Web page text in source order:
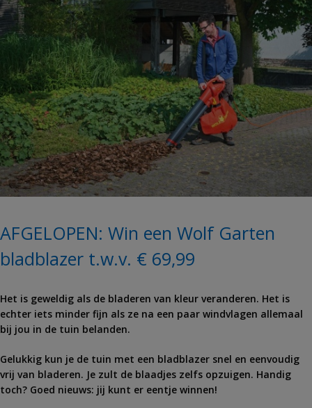
AFGELOPEN: Win een Wolf Garten
bladblazer t.w.v. € 69,99
Het is geweldig als de bladeren van kleur veranderen. Het is
echter iets minder fijn als ze na een paar windvlagen allemaal
bij jou in de tuin belanden.
Gelukkig kun je de tuin met een bladblazer snel en eenvoudig
vrij van bladeren. Je zult de blaadjes zelfs opzuigen. Handig
toch? Goed nieuws: jij kunt er eentje winnen!